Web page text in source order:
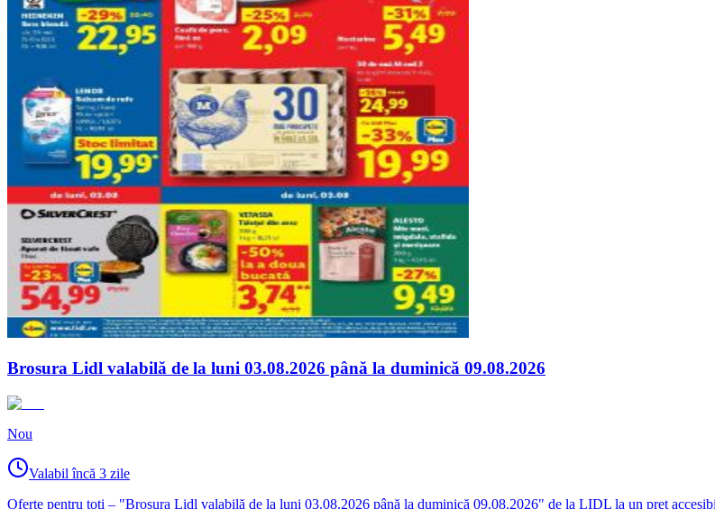
Brosura Lidl valabilă de la luni 03.08.2026 până la duminică 09.08.2026
Nou
Valabil încă 3 zile
Oferte pentru toți – "Brosura Lidl valabilă de la luni 03.08.2026 până la duminică 09.08.2026" de la LIDL la un preț